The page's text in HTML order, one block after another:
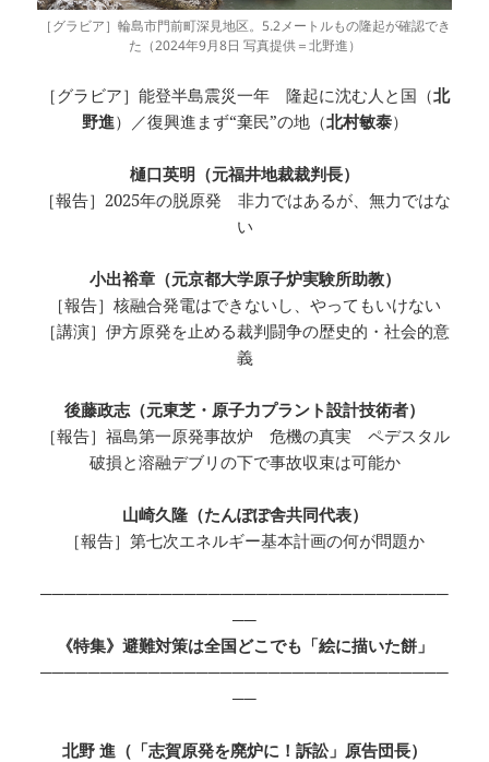
［グラビア］輪島市門前町深見地区。5.2メートルもの隆起が確認でき
た（2024年9月8日 写真提供＝北野進）
［グラビア］能登半島震災一年 隆起に沈む人と国（北
野進）／復興進まず“棄民”の地（北村敏泰）
樋口英明（元福井地裁裁判長）
［報告］2025年の脱原発 非力ではあるが、無力ではな
い
小出裕章（元京都大学原子炉実験所助教）
［報告］核融合発電はできないし、やってもいけない
［講演］伊方原発を止める裁判闘争の歴史的・社会的意
義
後藤政志（元東芝・原子力プラント設計技術者）
［報告］福島第一原発事故炉 危機の真実 ペデスタル
破損と溶融デブリの下で事故収束は可能か
山崎久隆（たんぽぽ舎共同代表）
［報告］第七次エネルギー基本計画の何が問題か
──────────────────────────────────
──
《特集》避難対策は全国どこでも「絵に描いた餅」
──────────────────────────────────
──
北野 進（「志賀原発を廃炉に！訴訟」原告団長）